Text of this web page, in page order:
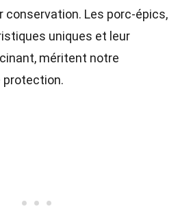
conservation. Les porc-épics,
uniques et leur
méritent notre
protection.